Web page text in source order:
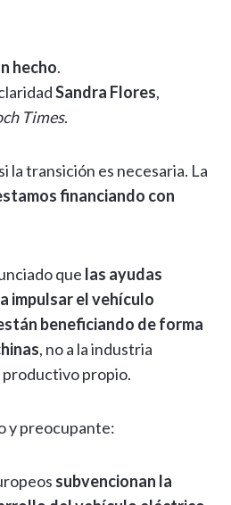
hecho.
Sandra Flores,
Times.
la transición es necesaria. La
financiando con
que las ayudas
impulsar el vehículo
beneficiando de forma
, no a la industria
productivo propio.
y preocupante:
subvencionan la